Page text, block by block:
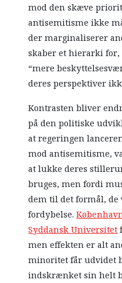
mod den skæve
antisemitisme ikke
der marginaliserer
skaber et hierarki
“mere
deres perspektiver
Kontrasten bliver
på den politiske
at regeringen
mod antisemitisme,
at lukke deres
bruges, men fordi
dem til det formål, de
fordybelse.
Syddansk Universitet
men effekten er alt
minoritet får udvidet
indskrænket sin helt